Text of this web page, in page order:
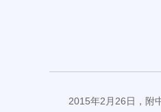
2015年2月26日，附